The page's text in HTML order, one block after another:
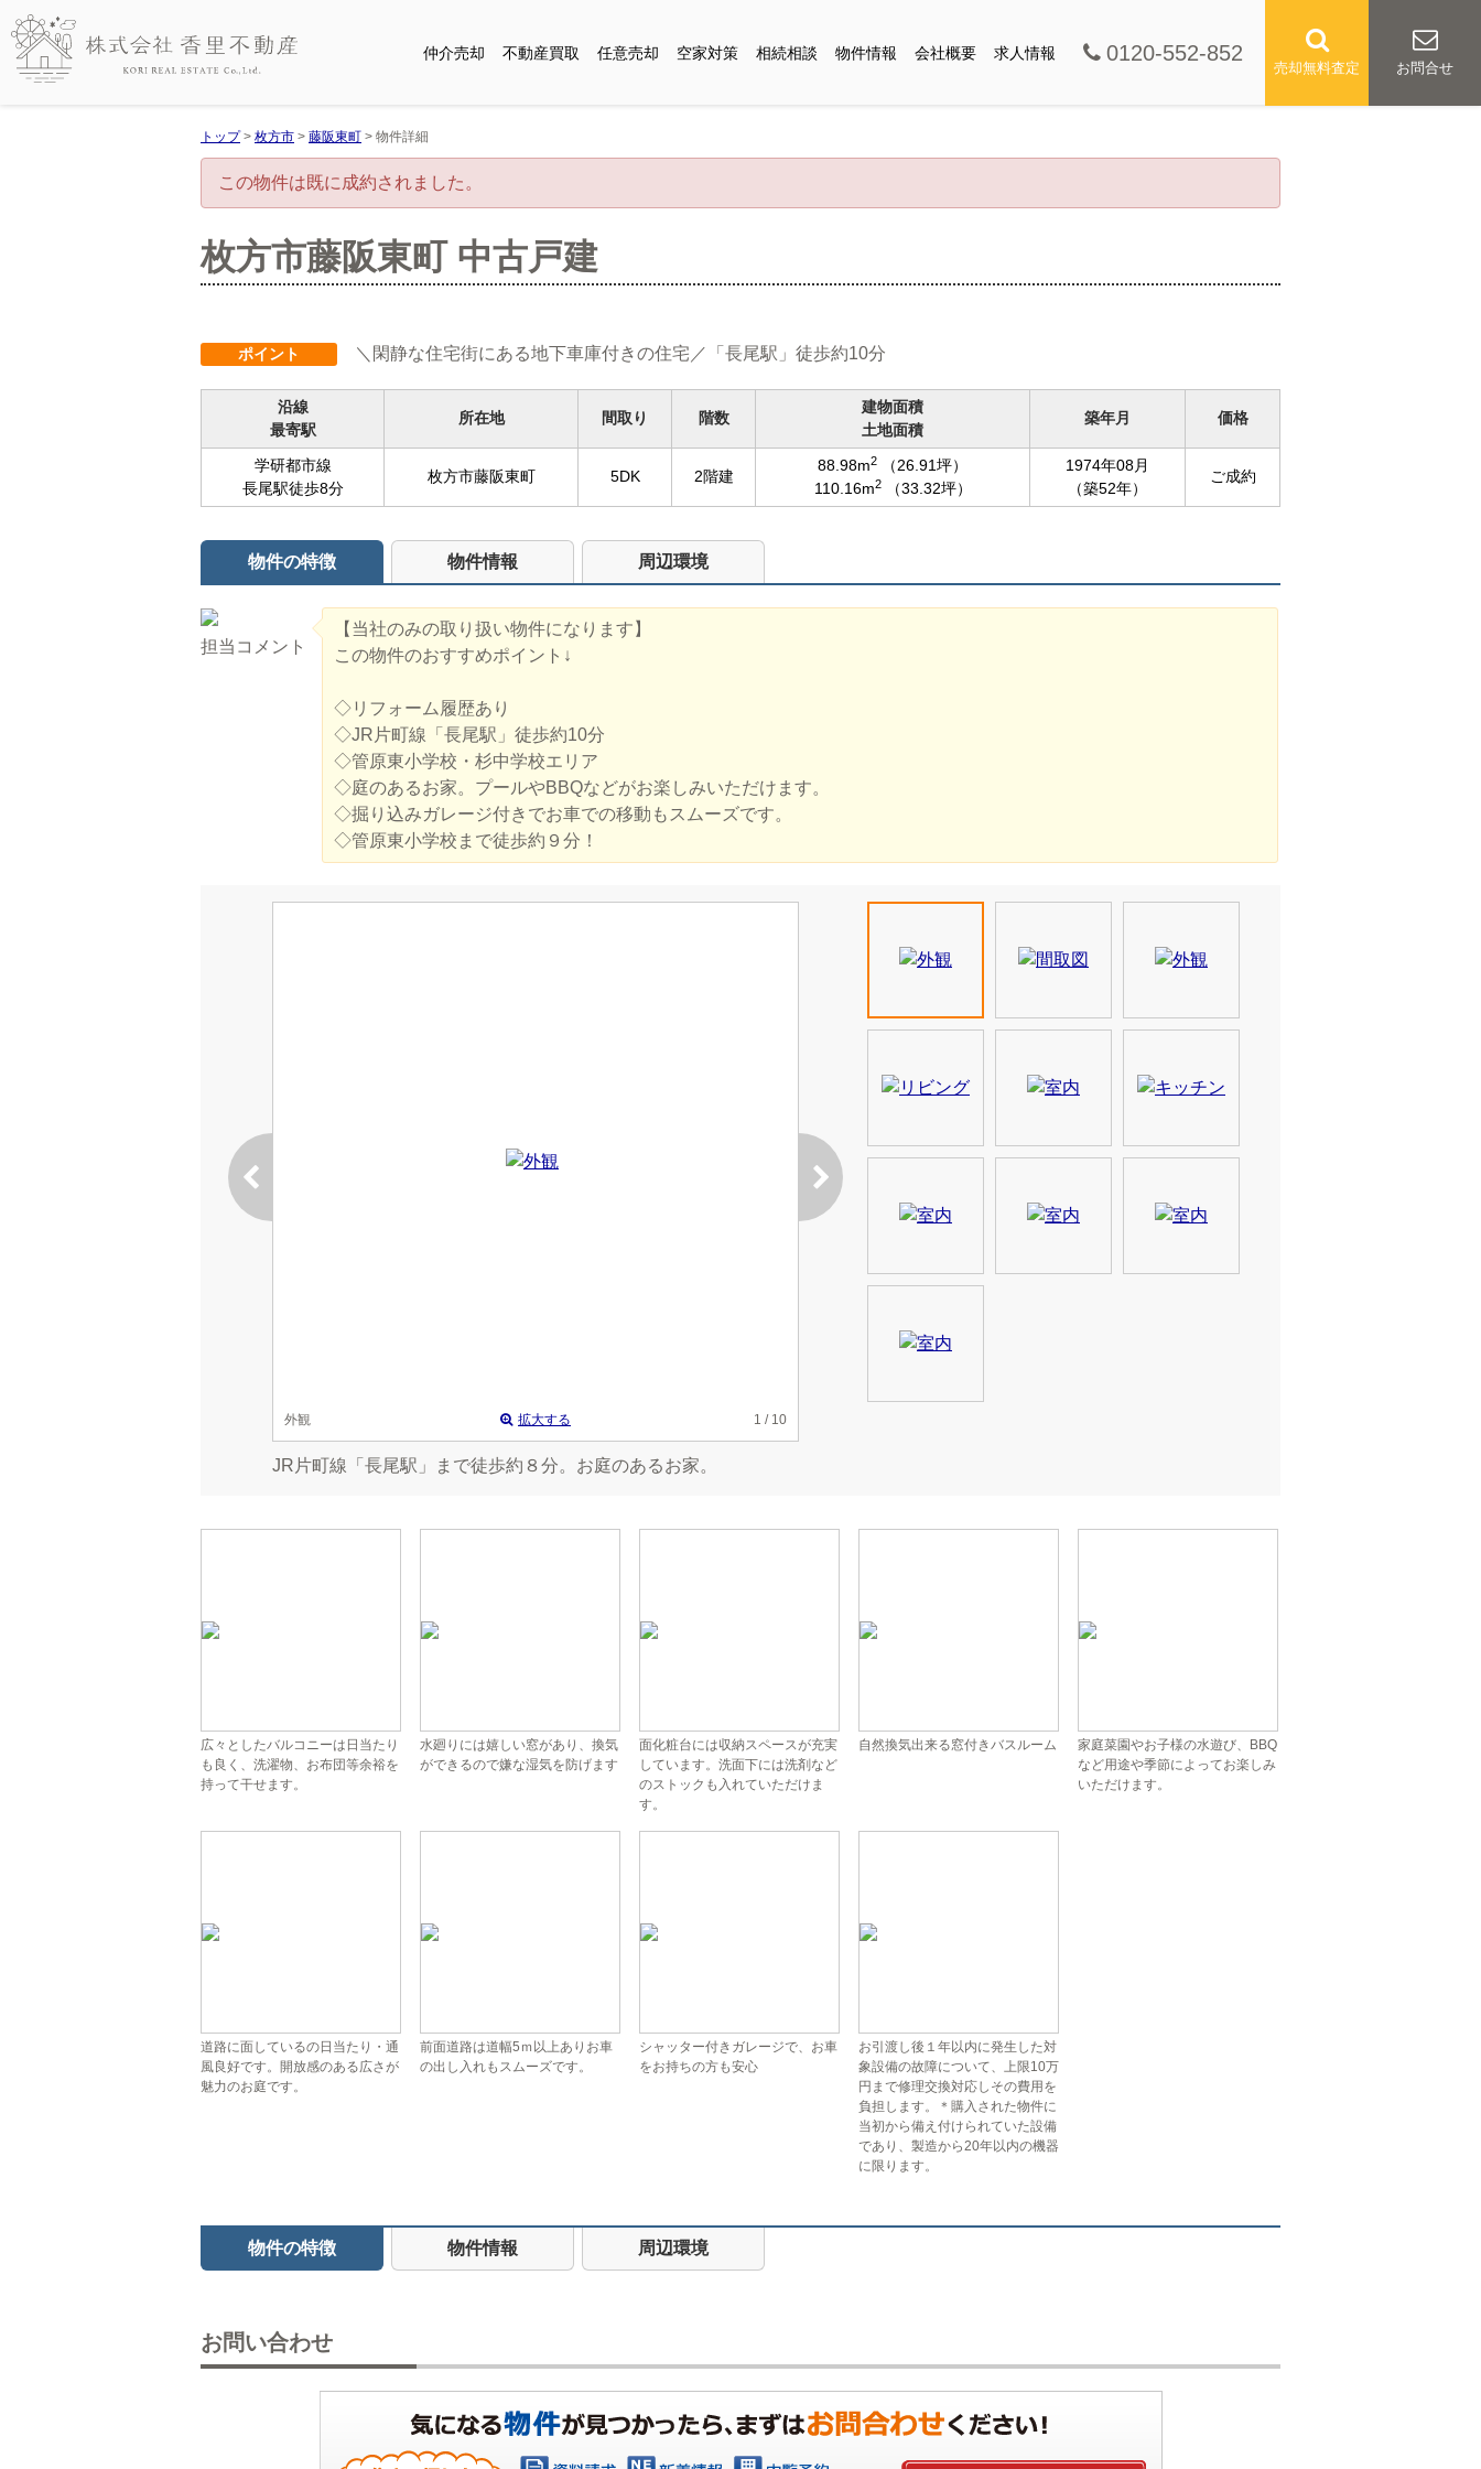
仲介売却 不動産買取 任意売却 空家対策 相続相談 物件情報 会社概要 求人情報 0120-552-852
売却無料査定 お問合せ
トップ> 枚方市 > 藤阪東町 > 物件詳細
この物件は既に成約されました。
枚方市藤阪東町 中古戸建
ポイント ＼閑静な住宅街にある地下車庫付きの住宅／「長尾駅」徒歩約10分
沿線
最寄駅
所在地 間取り 階数
建物面積
土地面積
築年月 価格
学研都市線
長尾駅徒歩8分
枚方市藤阪東町 5DK 2階建
88.98m2
（26.91坪）
110.16m2 （33.32坪）
1974年08月
（築52年）
ご成約
物件の特徴 物件情報 周辺環境
担当コメント
【当社のみの取り扱い物件になります】
この物件のおすすめポイント↓
◇リフォーム履歴あり
◇JR片町線「長尾駅」徒歩約10分
◇管原東小学校・杉中学校エリア
◇庭のあるお家。プールやBBQなどがお楽しみいただけます。
◇掘り込みガレージ付きでお車での移動もスムーズです。
◇管原東小学校まで徒歩約９分！
外観 拡大する 1 / 10
JR片町線「長尾駅」まで徒歩約８分。お庭のあるお家。
広々としたバルコニーは日当たり
も良く、洗濯物、お布団等余裕を
持って干せます。
水廻りには嬉しい窓があり、換気
ができるので嫌な湿気を防げます
面化粧台には収納スペースが充実
しています。洗面下には洗剤など
のストックも入れていただけま
す。
自然換気出来る窓付きバスルーム
家庭菜園やお子様の水遊び、BBQ
など用途や季節によってお楽しみ
いただけます。
道路に面しているの日当たり・通
風良好です。開放感のある広さが
魅力のお庭です。
前面道路は道幅5ｍ以上ありお車
の出し入れもスムーズです。
シャッター付きガレージで、お車
をお持ちの方も安心
お引渡し後１年以内に発生した対
象設備の故障について、上限10万
円まで修理交換対応しその費用を
負担します。＊購入された物件に
当初から備え付けられていた設備
であり、製造から20年以内の機器
に限ります。
物件の特徴 物件情報 周辺環境
お問い合わせ